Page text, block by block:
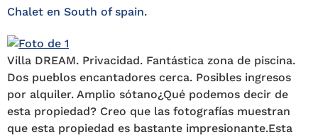
Chalet en South of spain.
Villa DREAM. Privacidad. Fantástica zona de piscina.
Dos pueblos encantadores cerca. Posibles ingresos
por alquiler. Amplio sótano¿Qué podemos decir de
esta propiedad? Creo que las fotografías muestran
que esta propiedad es bastante impresionante.Esta